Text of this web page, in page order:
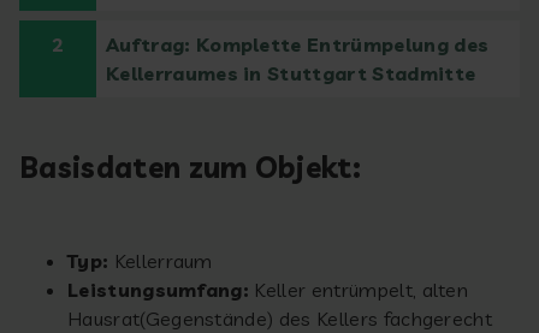
2
Auftrag: Komplette Entrümpelung des
Kellerraumes in Stuttgart Stadmitte
Basisdaten zum Objekt:
Typ: Kellerraum
Leistungsumfang: Keller entrümpelt, alten
Hausrat(Gegenstände) des Kellers fachgerecht